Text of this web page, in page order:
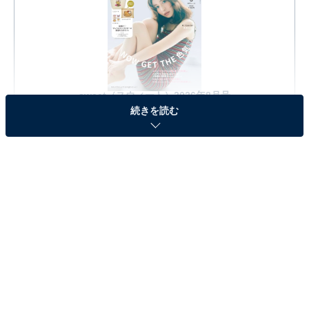
sweet（スウィート）2026年8月号
Amazonで見る
続きを読む